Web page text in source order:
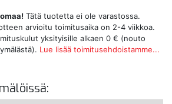
Tätä tuotetta ei ole varastossa.
arvioitu toimitusaika on 2-4 viikkoa.
yksityisille alkaen 0 € (nouto
Lue lisää toimitusehdoistamme...